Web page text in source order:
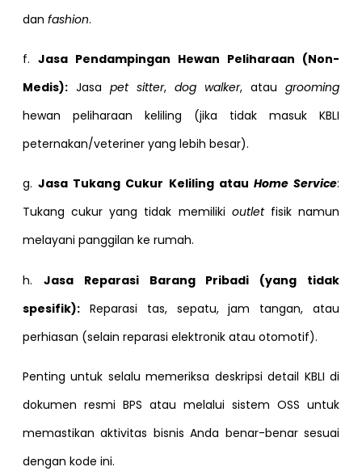
dan fashion.
f. Jasa Pendampingan Hewan Peliharaan (Non-
Medis): Jasa pet sitter, dog walker, atau grooming
hewan peliharaan keliling (jika tidak masuk KBLI
peternakan/veteriner yang lebih besar).
g.Jasa Tukang Cukur Keliling atau Home Service:
Tukang cukur yang tidak memiliki outletfisik namun
melayani panggilan ke rumah.
h. Jasa Reparasi Barang Pribadi (yang tidak
spesifik): Reparasi tas, sepatu, jam tangan, atau
perhiasan (selain reparasi elektronik atau otomotif).
Penting untuk selalu memeriksa deskripsi detail KBLI di
dokumen resmi BPS atau melalui sistem OSS untuk
memastikan aktivitas bisnis Anda benar-benar sesuai
dengan kode ini.